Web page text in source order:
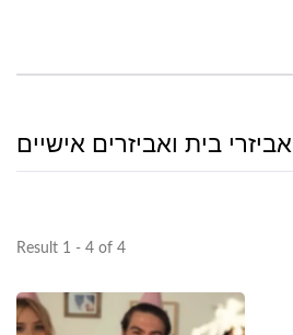
אביזרי בית ואביזרים אישיים
Result 1 - 4 of 4